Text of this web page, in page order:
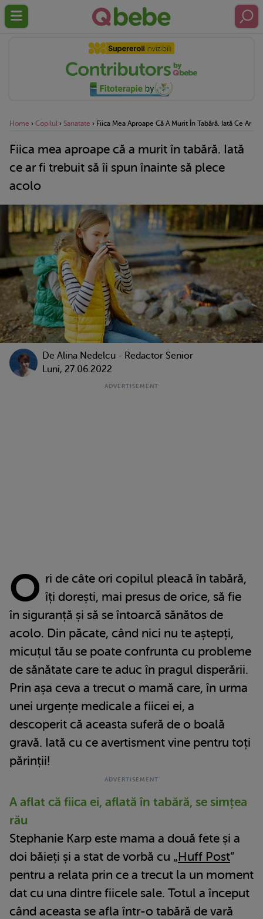
Home › Copilul › Sanatate › Fiica Mea Aproape Că A Murit În Tabără. Iată Ce Ar
Fiica mea aproape că a murit în tabără. Iată
ce ar fi trebuit să îi spun înainte să plece
acolo
De Alina Nedelcu - Redactor Senior
Luni, 27.06.2022
O ri de câte ori copilul pleacă în tabără,
îți dorești, mai presus de orice, să fie
în siguranță și să se întoarcă sănătos de
acolo. Din păcate, când nici nu te aștepți,
micuțul tău se poate confrunta cu probleme
de sănătate care te aduc în pragul disperării.
Prin așa ceva a trecut o mamă care, în urma
unei urgențe medicale a fiicei ei, a
descoperit că aceasta suferă de o boală
gravă. Iată cu ce avertisment vine pentru toți
părinții!
A aflat că fiica ei, aflată în tabără, se simțea
rău
Stephanie Karp este mama a două fete și a
doi băieți și a stat de vorbă cu „Huff Post”
pentru a relata prin ce a trecut la un moment
dat cu una dintre fiicele sale. Totul a început
când aceasta se afla într-o tabără de vară